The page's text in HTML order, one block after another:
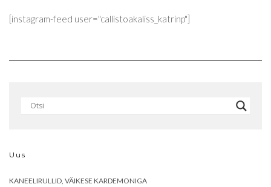
[instagram-feed user="callistoakaliss_katrinp"]
Uus
KANEELIRULLID, VÄIKESE KARDEMONIGA